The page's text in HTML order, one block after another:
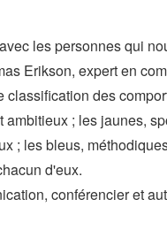
les personnes qui
Erikson, expert en
des
; les jaunes,
; les bleus,
d'eux.
conférencier et